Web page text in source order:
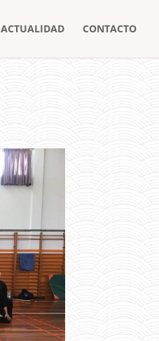
ACTUALIDAD CONTACTO